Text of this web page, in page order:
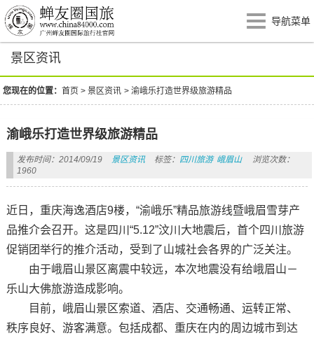
导航菜单
景区资讯
您现在的位置：首页 >景区资讯 >渝峨乐打造世界级旅游精品
渝峨乐打造世界级旅游精品
发布时间：2014/09/19 景区资讯 标签： 四川旅游 峨眉山
浏览次数：
1960
近日，重庆海逸酒店9楼，“渝峨乐”精品旅游线暨峨眉雪芽产
品推介会召开。这是四川“5.12”汶川大地震后，首个四川旅游
促销团举行的推介活动，受到了山城社会各界的广泛关注。
由于峨眉山景区离震中较远，本次地震没有给峨眉山－
乐山大佛旅游造成影响。
目前，峨眉山景区索道、酒店、交通畅通、运转正常、
秩序良好、游客满意。包括成都、重庆在内的周边城市到达